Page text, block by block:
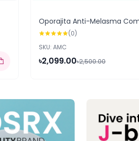
Oporajita Anti-Melasma
(0)
SKU: AMC
৳2,099.00৳2,500.00